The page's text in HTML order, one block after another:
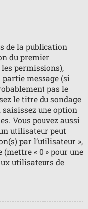
de la publication
du premier
les permissions),
message (si
pas le
le titre du sondage
saisissez une option
Vous pouvez aussi
utilisateur peut
par l’utilisateur »,
« 0 » pour une
utilisateurs de